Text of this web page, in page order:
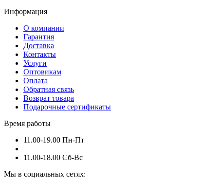
Информация
О компании
Гарантия
Доставка
Контакты
Услуги
Оптовикам
Оплата
Обратная связь
Возврат товара
Подарочные сертификаты
Время работы
11.00-19.00 Пн-Пт
11.00-18.00 Сб-Вс
Мы в социальных сетях: